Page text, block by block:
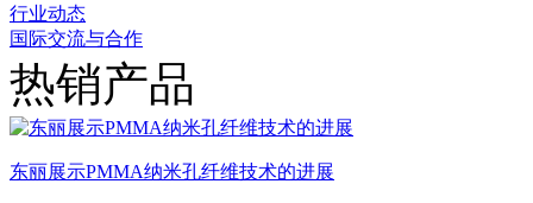
行业动态
国际交流与合作
热销产品
东丽展示PMMA纳米孔纤维技术的进展